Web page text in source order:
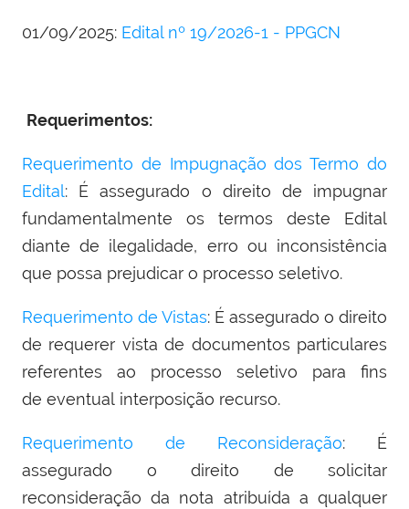
01/09/2025: Edital nº 19/2026-1 - PPGCN
Requerimentos:
Requerimento de Impugnação dos Termo do
Edital: É assegurado o direito de impugnar
fundamentalmente os termos deste Edital
diante de ilegalidade, erro ou inconsistência
que possa prejudicar o processo seletivo.
Requerimento de Vistas: É assegurado o direito
de requerer vista de documentos particulares
referentes ao processo seletivo para fins
de eventual interposição recurso.
Requerimento de Reconsideração: É
assegurado o direito de solicitar
reconsideração da nota atribuída a qualquer